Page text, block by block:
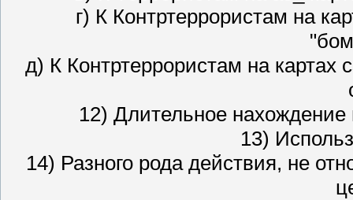
г) К Контртеррористам на
д) К Контртеррористам на картах
12) Длительное нахождение
13)
14) Разного рода действия, не